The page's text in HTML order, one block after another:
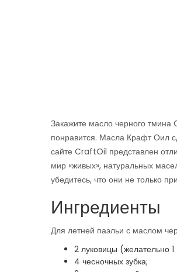
Закажите масло черного тмина
понравится. Масла Крафт Оил
сайте CraftOil представлен
мир «живых», натуральных
убедитесь, что они не только
Ингредиенты
Для летней паэльи с маслом
2 луковицы (желательно 1
4 чесночных зубка;